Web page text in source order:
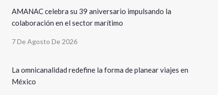
AMANAC celebra su 39 aniversario impulsando la
colaboración en el sector marítimo
7 De Agosto De 2026
La omnicanalidad redefine la forma de planear viajes en
México